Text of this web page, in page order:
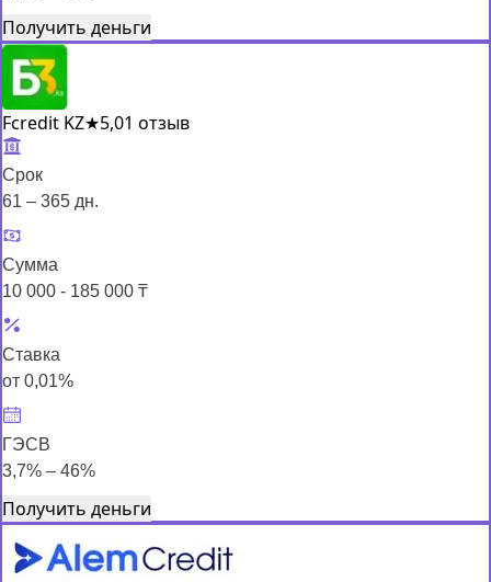
Получить деньги
Fcredit KZ★5,01 отзыв
Срок
61 – 365 дн.
Сумма
10 000 - 185 000 ₸
Ставка
от 0,01%
ГЭСВ
3,7% – 46%
Получить деньги